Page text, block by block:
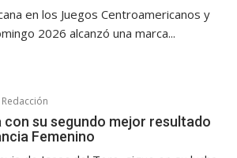
en los Juegos Centroamericanos y
2026 alcanzó una marca...
Redacción
con su segundo mejor resultado
Femenino